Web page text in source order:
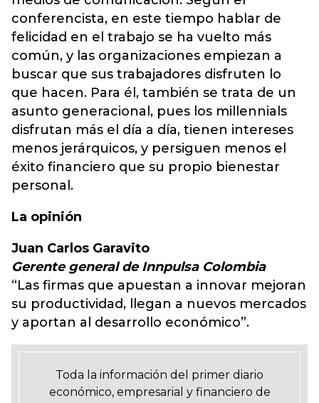
conferencista, en este tiempo hablar de
felicidad en el trabajo se ha vuelto más
común, y las organizaciones empiezan a
buscar que sus trabajadores disfruten lo
que hacen. Para él, también se trata de un
asunto generacional, pues los millennials
disfrutan más el día a día, tienen intereses
menos jerárquicos, y persiguen menos el
éxito financiero que su propio bienestar
personal.
La opinión
Juan Carlos Garavito
Gerente general de Innpulsa Colombia
“Las firmas que apuestan a innovar mejoran
su productividad, llegan a nuevos mercados
y aportan al desarrollo económico”.
Toda la información del primer diario
económico, empresarial y financiero de